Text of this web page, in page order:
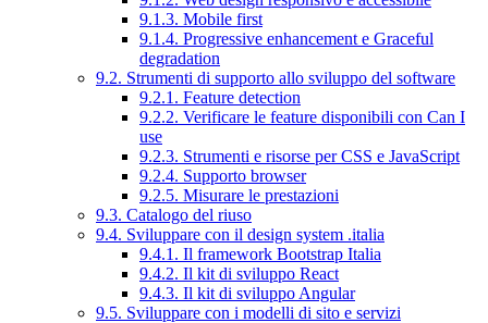
9.1.3. Mobile first
9.1.4. Progressive enhancement e Graceful
degradation
9.2. Strumenti di supporto allo sviluppo del software
9.2.1. Feature detection
9.2.2. Verificare le feature disponibili con Can I
use
9.2.3. Strumenti e risorse per CSS e JavaScript
9.2.4. Supporto browser
9.2.5. Misurare le prestazioni
9.3. Catalogo del riuso
9.4. Sviluppare con il design system .italia
9.4.1. Il framework Bootstrap Italia
9.4.2. Il kit di sviluppo React
9.4.3. Il kit di sviluppo Angular
9.5. Sviluppare con i modelli di sito e servizi